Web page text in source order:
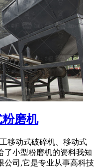
粉磨机
移动式破碎机、移动式
了小型粉磨机的资料我知
公司,它是专业从事高科技